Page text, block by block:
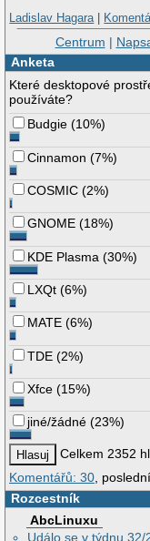
Ladislav Hagara|
Centrum |
Anketa
Které desktopové
používáte?
Budgie (10%)
Cinnamon (7%)
COSMIC (2%)
GNOME (18%)
KDE Plasma (30%)
LXQt (6%)
MATE (6%)
TDE (2%)
Xfce (15%)
jiné/žádné (23%)
Celkem 2352
Komentářů: 30 ,
Rozcestník
AbcLinuxu
Událo se v týdnu 32/